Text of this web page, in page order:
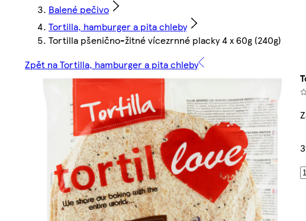
Balené pečivo
Tortilla, hamburger a pita chleby
Tortilla pšenično-žitné vícezrnné placky 4 x 60g (240g)
Zpět na Tortilla, hamburger a pita chleby